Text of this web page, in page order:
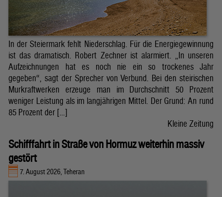
In der Steiermark fehlt Niederschlag. Für die Energiegewinnung
ist das dramatisch. Robert Zechner ist alarmiert. „In unseren
Aufzeichnungen hat es noch nie ein so trockenes Jahr
gegeben“, sagt der Sprecher von Verbund. Bei den steirischen
Murkraftwerken erzeuge man im Durchschnitt 50 Prozent
weniger Leistung als im langjährigen Mittel. Der Grund: An rund
85 Prozent der […]
Kleine Zeitung
Schifffahrt in Straße von Hormuz weiterhin massiv
gestört
7. August 2026, Teheran